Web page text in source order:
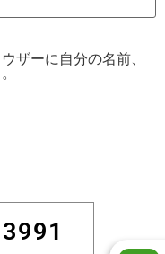
ザーに自分の名前、